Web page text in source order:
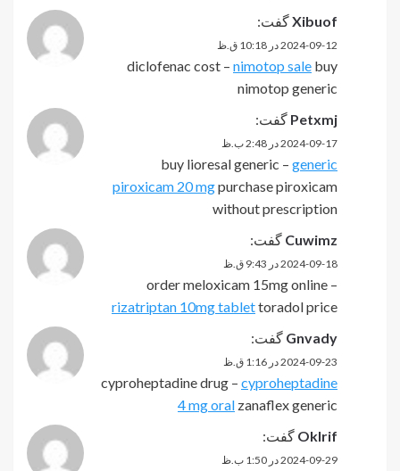
Xibuofگفت:
2024-09-12 در 10:18 ق.ظ
diclofenac cost – nimotop sale buy
nimotop generic
Petxmj گفت:
2024-09-17 در 2:48 ب.ظ
buy lioresal generic – generic
piroxicam 20 mgpurchase piroxicam
without prescription
Cuwimz گفت:
2024-09-18 در 9:43 ق.ظ
order meloxicam 15mg online –
rizatriptan 10mg tablettoradol price
Gnvady گفت:
2024-09-23 در 1:16 ق.ظ
cyproheptadine drug – cyproheptadine
4 mg oral zanaflex generic
Oklrif گفت:
2024-09-29 در 1:50 ب.ظ